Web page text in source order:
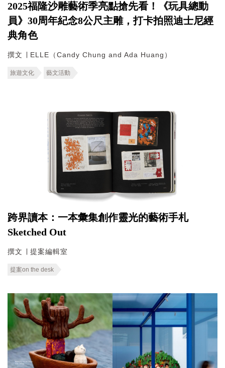
2025福隆沙雕藝術季亮點搶先看！《玩具總動
員》30周年紀念8公尺主雕，打卡拍照迪士尼經
典角色
撰文 ∣ ELLE（Candy Chung and Ada Huang）
旅遊文化 藝文活動
跨界讀本：一本彙集創作靈光的藝術手札
Sketched Out
撰文 ∣ 提案編輯室
提案on the desk